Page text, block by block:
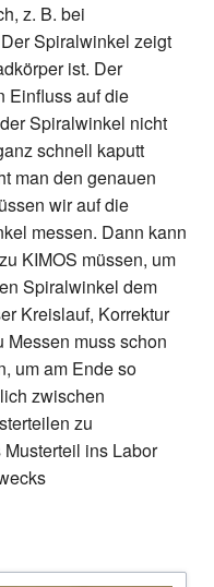
z. B. bei
Spiralwinkel zeigt
ist. Der
Einfluss auf die
Spiralwinkel nicht
schnell kaputt
man den genauen
wir auf die
messen. Dann kann
KIMOS müssen, um
Spiralwinkel dem
Kreislauf, Korrektur
muss schon
um am Ende so
zwischen
zu
ins Labor